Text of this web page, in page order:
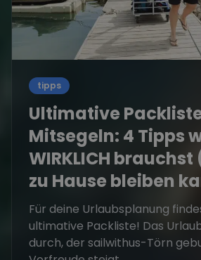
tipps
Ultimative
Mitsegeln: 4 Tipps
WIRKLICH
zu Hause bleiben
Für deine Urlaubsplanung
ultimative Packliste! Das
durch, der sailwithus-Törn